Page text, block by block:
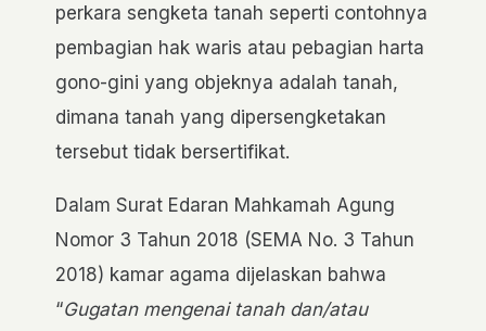
perkara sengketa tanah seperti contohnya
pembagian hak waris atau pebagian harta
gono-gini yang objeknya adalah tanah,
dimana tanah yang dipersengketakan
tersebut tidak bersertifikat.
Dalam Surat Edaran Mahkamah Agung
Nomor 3 Tahun 2018 (SEMA No. 3 Tahun
2018) kamar agama dijelaskan bahwa
“Gugatan mengenai tanah dan/atau